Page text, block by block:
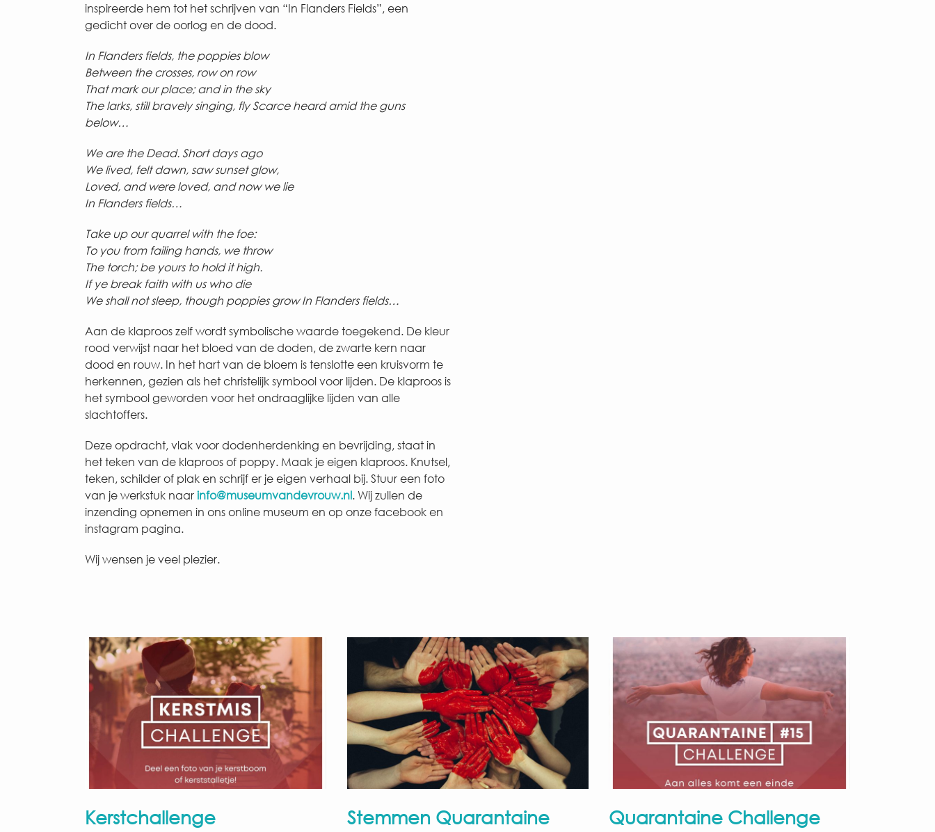
inspireerde hem tot het schrijven van “In Flanders Fields”, een
gedicht over de oorlog en de dood.
In Flanders fields, the poppies blow
Between the crosses, row on row
That mark our place; and in the sky
The larks, still bravely singing, fly Scarce heard amid the guns
below…
We are the Dead. Short days ago
We lived, felt dawn, saw sunset glow,
Loved, and were loved, and now we lie
In Flanders fields…
Take up our quarrel with the foe:
To you from failing hands, we throw
The torch; be yours to hold it high.
If ye break faith with us who die
We shall not sleep, though poppies grow In Flanders fields…
Aan de klaproos zelf wordt symbolische waarde toegekend. De kleur
rood verwijst naar het bloed van de doden, de zwarte kern naar
dood en rouw. In het hart van de bloem is tenslotte een kruisvorm te
herkennen, gezien als het christelijk symbool voor lijden. De klaproos is
het symbool geworden voor het ondraaglijke lijden van alle
slachtoffers.
Deze opdracht, vlak voor dodenherdenking en bevrijding, staat in
het teken van de klaproos of poppy. Maak je eigen klaproos. Knutsel,
teken, schilder of plak en schrijf er je eigen verhaal bij. Stuur een foto
van je werkstuk naarinfo@museumvandevrouw.nl. Wij zullen de
inzending opnemen in ons online museum en op onze facebook en
instagram pagina.
Wij wensen je veel plezier.
Kerstchallenge
Stemmen Quarantaine
Quarantaine Challenge